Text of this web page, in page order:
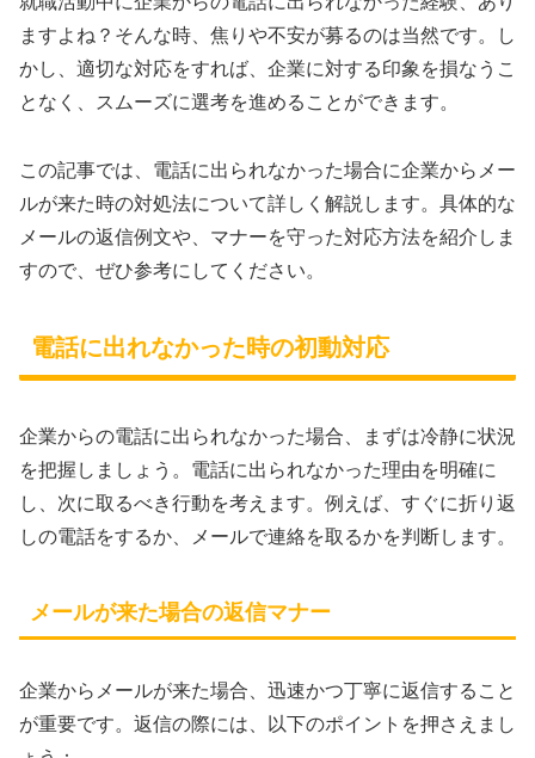
ますよね？そんな時、焦りや不安が募るのは当然です。し
かし、適切な対応をすれば、企業に対する印象を損なうこ
となく、スムーズに選考を進めることができます。
この記事では、電話に出られなかった場合に企業からメー
ルが来た時の対処法について詳しく解説します。具体的な
メールの返信例文や、マナーを守った対応方法を紹介しま
すので、ぜひ参考にしてください。
電話に出れなかった時の初動対応
企業からの電話に出られなかった場合、まずは冷静に状況
を把握しましょう。電話に出られなかった理由を明確に
し、次に取るべき行動を考えます。例えば、すぐに折り返
しの電話をするか、メールで連絡を取るかを判断します。
メールが来た場合の返信マナー
企業からメールが来た場合、迅速かつ丁寧に返信すること
が重要です。返信の際には、以下のポイントを押さえまし